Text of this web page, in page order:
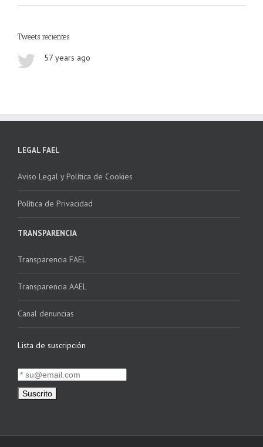
Tweets recientes
57 years ago
LEGAL FAEL
Aviso Legal y Política de Cookies
Política de Privacidad
TRANSPARENCIA
Transparencia FAEL
Transparencia AAEL
Canal denuncias
Lista de suscripción